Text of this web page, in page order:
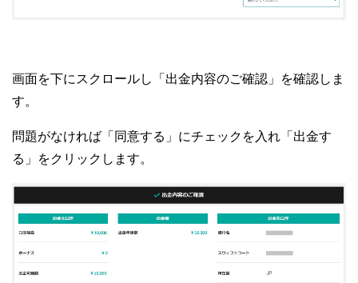
画面を下にスクロールし「出金内容のご確認」を確認しま
す。
問題がなければ「同意する」にチェックを入れ「出金す
る」をクリックします。